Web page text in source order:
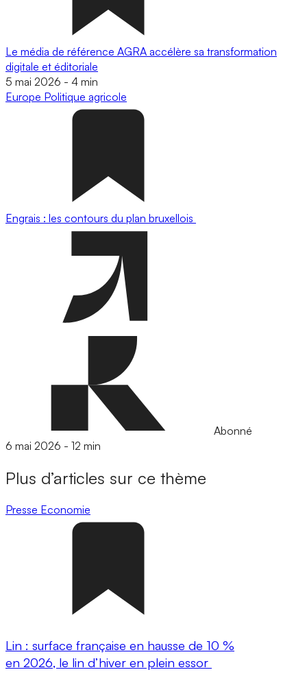
Le média de référence AGRA accélère sa transformation
digitale et éditoriale
5 mai 2026 - 4 min
Europe Politique agricole
Engrais : les contours du plan bruxellois
Abonné
6 mai 2026 - 12 min
Plus d’articles sur ce thème
Presse Economie
Lin : surface française en hausse de 10 %
en 2026, le lin d’hiver en plein essor